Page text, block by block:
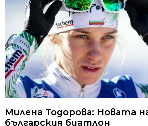
Милена Тодорова: Новата
българския биатлон